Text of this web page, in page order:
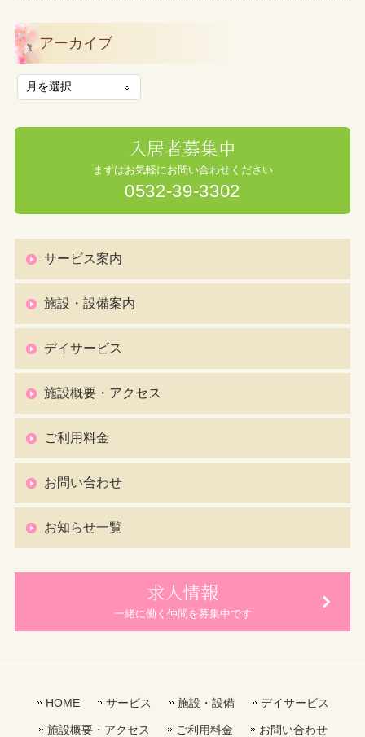
アーカイブ
入居者募集中
まずはお気軽にお問い合わせください
0532-39-3302
サービス案内
施設・設備案内
デイサービス
施設概要・アクセス
ご利用料金
お問い合わせ
お知らせ一覧
求人情報
一緒に働く仲間を募集中です
HOME サービス 施設・設備 デイサービス
施設概要・アクセス ご利用料金 お問い合わせ